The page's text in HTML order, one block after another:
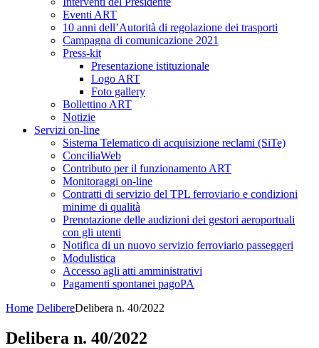
Eventi ART
10 anni dell’Autorità di regolazione dei trasporti
Campagna di comunicazione 2021
Press-kit
Presentazione istituzionale
Logo ART
Foto gallery
Bollettino ART
Notizie
Servizi on-line
Sistema Telematico di acquisizione reclami (SiTe)
ConciliaWeb
Contributo per il funzionamento ART
Monitoraggi on-line
Contratti di servizio del TPL ferroviario e condizioni
minime di qualità
Prenotazione delle audizioni dei gestori aeroportuali
con gli utenti
Notifica di un nuovo servizio ferroviario passeggeri
Modulistica
Accesso agli atti amministrativi
Pagamenti spontanei pagoPA
Home DelibereDelibera n. 40/2022
Delibera n. 40/2022